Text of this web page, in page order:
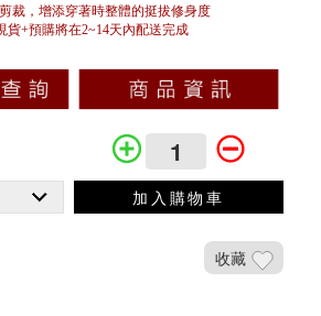
裁，增添穿著時整體的挺拔修身度
貨+預購將在2~14天內配送完成
加入購物車
收藏